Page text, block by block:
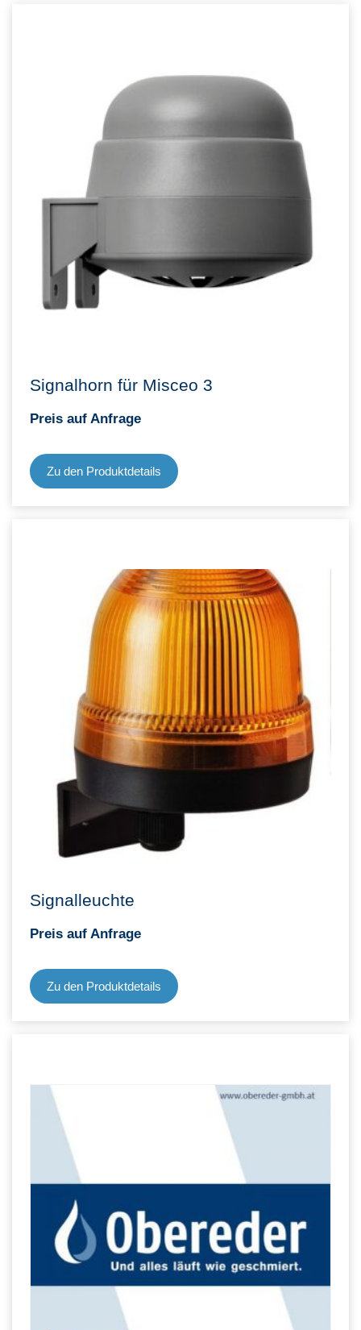
Signalhorn für Misceo 3
Preis auf Anfrage
Zu den Produktdetails
Signalleuchte
Preis auf Anfrage
Zu den Produktdetails